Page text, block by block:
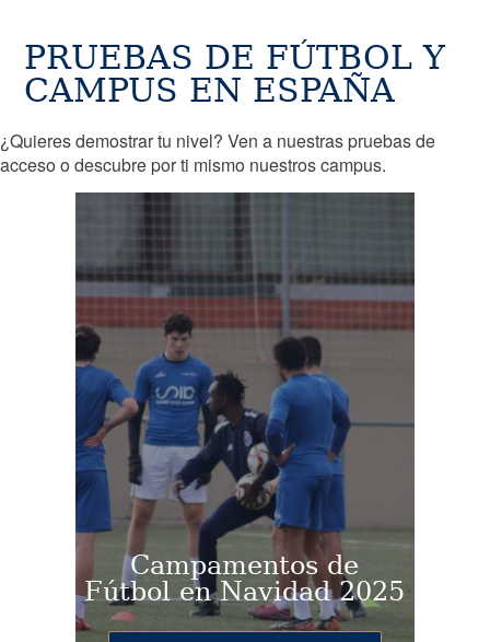
PRUEBAS DE FÚTBOL Y
CAMPUS EN ESPAÑA
¿Quieres demostrar tu nivel? Ven a nuestras pruebas de
acceso o descubre por ti mismo nuestros campus.
Campamentos de
Fútbol en Navidad 2025